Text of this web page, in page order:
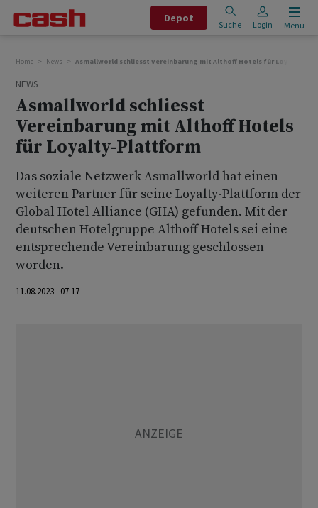
Depot
Suche Login Menu
Home News Asmallworld schliesst Vereinbarung mit Althoff Hotels für Loyalty-
NEWS
Asmallworld schliesst
Vereinbarung mit Althoff Hotels
für Loyalty-Plattform
Das soziale Netzwerk Asmallworld hat einen
weiteren Partner für seine Loyalty-Plattform der
Global Hotel Alliance (GHA) gefunden. Mit der
deutschen Hotelgruppe Althoff Hotels sei eine
entsprechende Vereinbarung geschlossen
worden.
11.08.2023 07:17